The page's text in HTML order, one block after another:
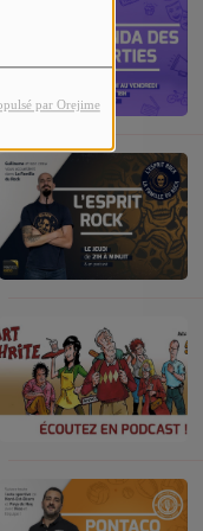
par Orejime